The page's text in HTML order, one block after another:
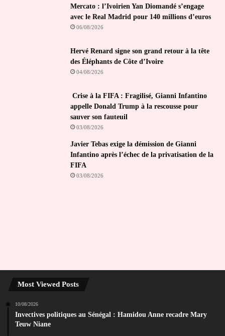
Mercato : l’Ivoirien Yan Diomandé s’engage
avec le Real Madrid pour 140 millions d’euros
06/08/2026
Hervé Renard signe son grand retour à la tête
des Éléphants de Côte d’Ivoire
04/08/2026
Crise à la FIFA : Fragilisé, Gianni Infantino
appelle Donald Trump à la rescousse pour
sauver son fauteuil
03/08/2026
Javier Tebas exige la démission de Gianni
Infantino après l’échec de la privatisation de la
FIFA
03/08/2026
Most Viewed Posts
10/08/2026
Invectives politiques au Sénégal : Hamidou Anne recadre Mary
Teuw Niane